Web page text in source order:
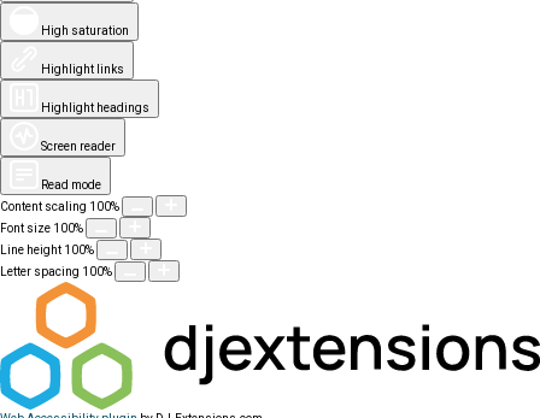
High saturation
Highlight links
Highlight headings
Screen reader
Read mode
Content scaling 100%
Font size 100%
Line height 100%
Letter spacing 100%